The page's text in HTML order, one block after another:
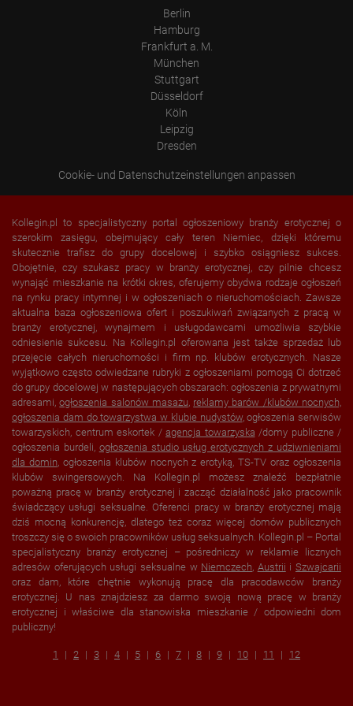
Device (PC, tablet PC or smartphone)
Browser and any add-ons used
Resolution of the computer
Visitor source (Facebook, search engine, or referring website)
Which files were downloaded?
Which videos were watched?
Were any advertising banners clicked?
Where did the visitor go? Did he click on other pages of the
portal or did he leave it completely?
How long did the visitor stay?
Place of processing:
Berlin
Hamburg
Frankfurt a. M.
München
Stuttgart
Düsseldorf
Köln
Leipzig
Dresden
Cookie- und Datenschutzeinstellungen anpassen
Kollegin.pl to specjalistyczny portal ogłoszeniowy branży erotycznej o
szerokim zasięgu, obejmujący cały teren Niemiec, dzięki któremu
skutecznie trafisz do grupy docelowej i szybko osiągniesz sukces.
Obojętnie, czy szukasz pracy w branży erotycznej, czy pilnie chcesz
wynająć mieszkanie na krótki okres, oferujemy obydwa rodzaje ogłoszeń
na rynku pracy intymnej i w ogłoszeniach o nieruchomościach. Zawsze
aktualna baza ogłoszeniowa ofert i poszukiwań związanych z pracą w
branży erotycznej, wynajmem i usługodawcami umożliwia szybkie
odniesienie sukcesu. Na Kollegin.pl oferowana jest także sprzedaż lub
przejęcie całych nieruchomości i firm np. klubów erotycznych. Nasze
wyjątkowo często odwiedzane rubryki z ogłoszeniami pomogą Ci dotrzeć
do grupy docelowej w następujących obszarach: ogłoszenia z prywatnymi
adresami,ogłoszenia salonów masażu, reklamy barów /klubów nocnych,
ogłoszenia dam do towarzystwa w klubie nudystów, ogłoszenia serwisów
towarzyskich, centrum eskortek / agencja towarzyska /domy publiczne /
ogłoszenia burdeli, ogłoszenia studio usług erotycznych z udziwnieniami
dla domin, ogłoszenia klubów nocnych z erotyką, TS-TV oraz ogłoszenia
klubów swingersowych. Na Kollegin.pl możesz znaleźć bezpłatnie
poważną pracę w branży erotycznej i zacząć działalność jako pracownik
świadczący usługi seksualne. Oferenci pracy w branży erotycznej mają
dziś mocną konkurencję, dlatego też coraz więcej domów publicznych
troszczy się o swoich pracowników usług seksualnych. Kollegin.pl – Portal
specjalistyczny branży erotycznej – pośredniczy w reklamie licznych
adresów oferujących usługi seksualne w Niemczech, Austrii i Szwajcarii
oraz dam, które chętnie wykonują pracę dla pracodawców branży
erotycznej. U nas znajdziesz za darmo swoją nową pracę w branży
erotycznej i właściwe dla stanowiska mieszkanie / odpowiedni dom
publiczny!
1 2 3 4 5 6 7 8 9 10 11 12